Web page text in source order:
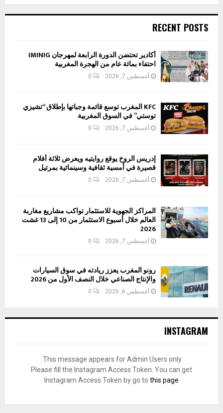
RECENT POSTS
أكادير تحتضن الدورة الرابعة لمهرجان IMINIG
احتفاء بمائة عام من الهجرة المغربية
أغسطس 7, 2026 0
KFC المغرب توسع قائمة وجباتها بإطلاق “تشيزي
توستي” في السوق المغربية
أغسطس 7, 2026 0
إدريس الروخ يوقع روايتيه ويعرض ثلاثة أفلام
قصيرة في أمسية ثقافية وسينمائية بمرتيل
أغسطس 7, 2026 0
المراكز الجهوية للاستثمار تواكب مشاريع مغاربة
العالم خلال أسبوع الاستثمار من 10 إلى 13 غشت
2026
أغسطس 7, 2026 0
رونو المغرب يعزز ريادته في سوق السيارات
والإنتاج الصناعي خلال النصف الأول من 2026
أغسطس 6, 2026 0
INSTAGRAM
This message appears for Admin Users only:
Please fill the Instagram Access Token. You can get
Instagram Access Token by go to this page